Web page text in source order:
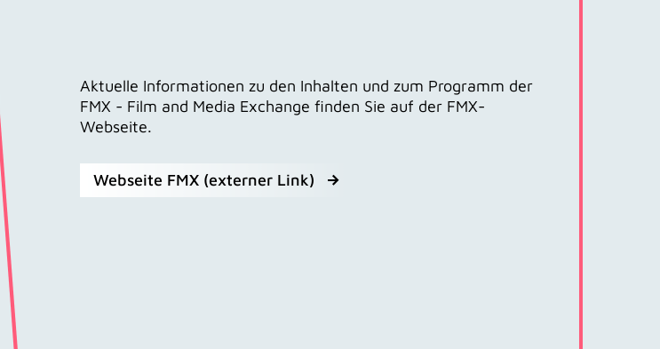
Aktuelle Informationen zu den Inhalten und zum Programm der
FMX - Film and Media Exchange finden Sie auf der FMX-
Webseite.
Webseite FMX (externer Link)